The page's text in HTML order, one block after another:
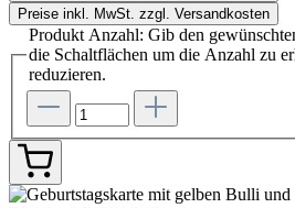
Preise inkl. MwSt. zzgl. Versandkosten
Produkt Anzahl: Gib den
die Schaltflächen um die Anzahl zu
reduzieren.